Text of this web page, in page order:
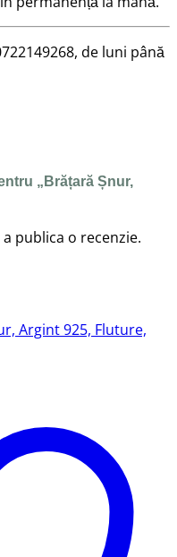
de luni până
„Brățară Șnur,
publica o recenzie.